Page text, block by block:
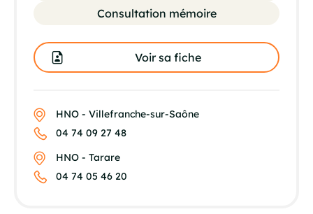
Consultation mémoire
Voir sa fiche
HNO - Villefranche-sur-Saône
04 74 09 27 48
HNO - Tarare
04 74 05 46 20